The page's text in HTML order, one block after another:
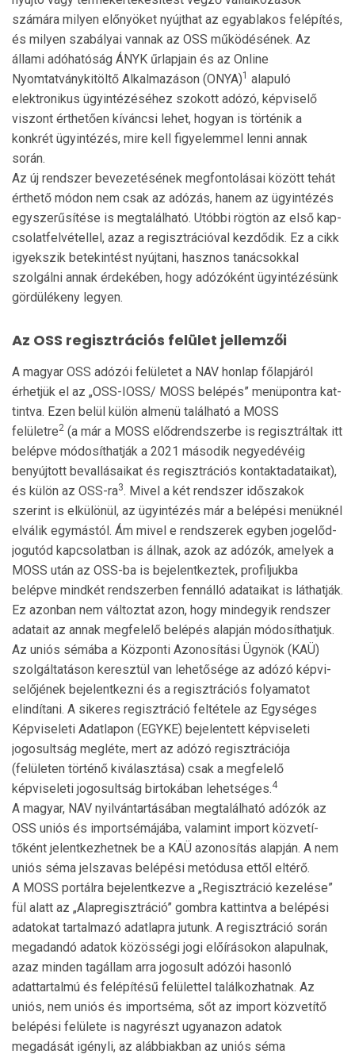
számára milyen előnyöket nyújt­hat az egyablakos felépítés,
és milyen szabályai van­nak az OSS működésének. Az
állami adóhatóság ÁNYK űr­lap­jain és az Online
Nyomtatványkitöltő Alkalma­zá­son (ONYA)1 alapuló
elektronikus ügyintézéséhez szokott adózó, képviselő
viszont érthetően kíváncsi lehet, hogyan is történik a
konkrét ügyintézés, mire kell figyelemmel len­ni annak
során.
Az új rendszer bevezetésének megfontolásai között tehát
érthető módon nem csak az adózás, hanem az ügyintézés
egyszerűsítése is megtalálható. Utóbbi rög­tön az első kap­
cso­latfelvétellel, azaz a regisztrá­ci­ó­val kezdődik. Ez a cikk
igyekszik betekintést nyúj­tani, hasz­nos tanácsokkal
szolgál­ni annak érdeké­ben, hogy adózóként ügyintézésünk
gördülékeny legyen.
Az OSS regisztrációs felület jellemzői
A magyar OSS adózói felületet a NAV honlap főlapjáról
érhetjük el az „OSS-IOSS/ MOSS belépés” menü­pont­ra kat­
tintva. Ezen belül külön almenü található a MOSS
felületre2 (a már a MOSS elődrendszerbe is re­giszt­ráltak itt
be­lép­ve módosíthatják a 2021 második negyed­évéig
benyújtott bevallásaikat és regisztrációs kontakt­ada­taikat),
és kü­lön az OSS-ra3. Mivel a két rendszer időszakok
szerint is elkülönül, az ügyintézés már a belépési menük­nél
elválik egymástól. Ám mivel e rendszerek egyben jogelőd-
jogutód kapcsolatban is állnak, azok az adózók, amelyek a
MOSS után az OSS-ba is bejelentkeztek, profiljukba
belépve mindkét rendszerben fennálló adataikat is lát­hatják.
Ez azonban nem változtat azon, hogy mindegyik rendszer
ada­tait az annak megfelelő belépés alapján mó­dosíthatjuk.
Az uniós sémába a Központi Azonosítási Ügynök (KAÜ)
szolgáltatáson keresztül van lehetősége az adózó képvi­
selő­jének bejelentkezni és a regisztrációs folyamatot
elindítani. A sikeres regisztráció feltétele az Egységes
Képvi­se­le­ti Adatlapon (EGYKE) bejelentett képviseleti
jogosultság megléte, mert az adózó regisztrációja
(felületen történő ki­választása) csak a megfelelő
képviseleti jogosultság birtokában lehetséges.4
A magyar, NAV nyilvántartásában megtalálható adózók az
OSS uniós és importsémájába, valamint import köz­vetí­
tőként jelentkezhetnek be a KAÜ azonosítás alapján. A nem
uniós séma jelszavas belépési metódusa ettől el­térő.
A MOSS portálra bejelentkezve a „Regisztráció ke­ze­lése”
fül alatt az „Alapregisztráció” gombra kattintva a be­lépési
adatokat tartalmazó adatlapra jutunk. A re­gisztráció során
megadandó adatok közösségi jogi előírásokon alapulnak,
azaz minden tagállam arra jogosult adózói hasonló
adattartalmú és felépítésű felülettel ta­lálkozhatnak. Az
uniós, nem uniós és importséma, sőt az import közvetítő
belépési felülete is nagyrészt ugyan­azon adatok
megadását igényli, az alábbiakban az uniós séma